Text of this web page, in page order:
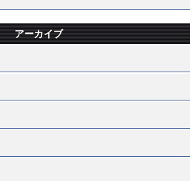
アーカイブ